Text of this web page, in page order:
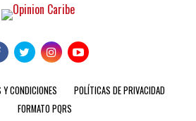
Y CONDICIONES
POLÍTICAS DE PRIVACIDAD
FORMATO PQRS